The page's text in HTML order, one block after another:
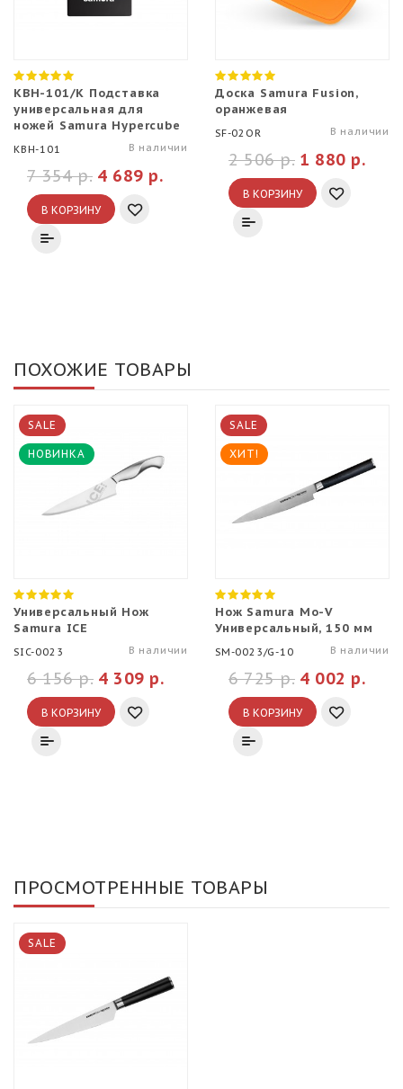
KBH-101/K Подставка
универсальная для
ножей Samura Hypercube
KBH-101 В наличии
4 689 р.
7 354 р.
В КОРЗИНУ
Доска Samura Fusion,
оранжевая
SF-02OR В наличии
1 880 р.
2 506 р.
В КОРЗИНУ
ПОХОЖИЕ ТОВАРЫ
SALE
НОВИНКА
Универсальный Нож
Samura ICE
SIC-0023 В наличии
4 309 р.
6 156 р.
В КОРЗИНУ
SALE
ХИТ!
Нож Samura Mo-V
Универсальный, 150 мм
SM-0023/G-10 В наличии
4 002 р.
6 725 р.
В КОРЗИНУ
ПРОСМОТРЕННЫЕ ТОВАРЫ
SALE